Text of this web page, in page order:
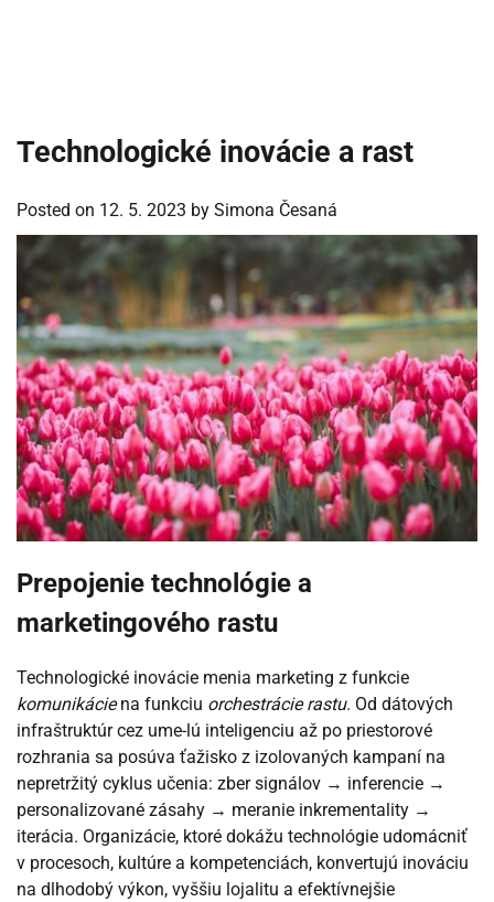
Technologické inovácie a rast
Posted on 12. 5. 2023 by Simona Česaná
Prepojenie technológie a
marketingového rastu
Technologické inovácie menia marketing z funkcie
komunikáciena funkciu orchestrácie rastu. Od dátových
infraštruktúr cez ume-lú inteligenciu až po priestorové
rozhrania sa posúva ťažisko z izolovaných kampaní na
nepretržitý cyklus učenia: zber signálov → inferencie →
personalizované zásahy → meranie inkrementality →
iterácia. Organizácie, ktoré dokážu technológie udomácniť
v procesoch, kultúre a kompetenciách, konvertujú inováciu
na dlhodobý výkon, vyššiu lojalitu a efektívnejšie